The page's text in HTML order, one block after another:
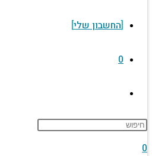
החשבון שלי
Toggle
website
Press
Escape